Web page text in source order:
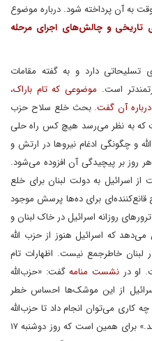
به آن پرداخته شود. درباره موضوع
تاریخی و چالش‌های اجرای مرحله
تسلیحاتی دارد و به گفته مقامات
است. موضوعی که تام باراک،
آن گفت. بحث خلع سلاح حزب
که به نظر می‌رسد هیچ کس راه حلی
و چگونگی ادغام نیروها در ارتش و
روز بر پیچیدگی آن افزوده می‌شود.
اسرائیل به دولت لبنان برای خلع
برای ده‌ها پرسش موجود
روزانه اسرائیل در خاک لبنان و
که اسرائیل هنوز از حزب الله
خاطرجمع نیست. اظهارات تام
او در نشست منامهگفت: «حزب‌الله
از این موشک‌ها احساس خطر
کاری می‌توان انجام داد تا حزب‌الله
از این موشک‌ها علیه اسرائیل استفاده نکند.» برای همین است که روز دوشنبه ۱۷